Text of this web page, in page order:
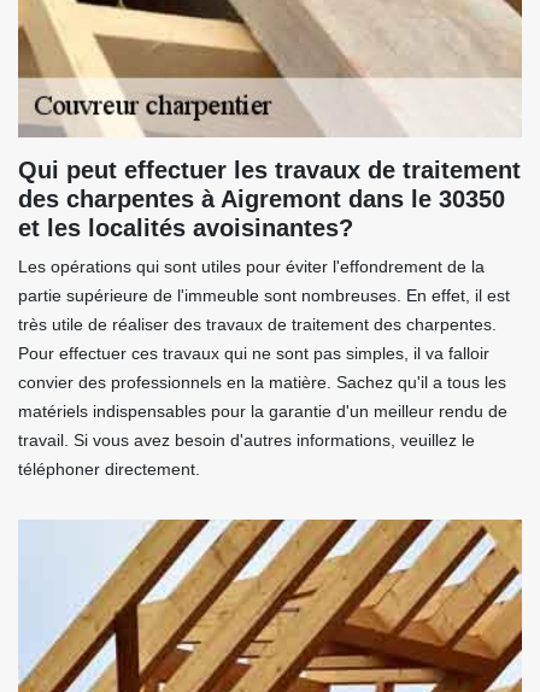
Qui peut effectuer les travaux de traitement
des charpentes à Aigremont dans le 30350
et les localités avoisinantes?
Les opérations qui sont utiles pour éviter l'effondrement de la
partie supérieure de l'immeuble sont nombreuses. En effet, il est
très utile de réaliser des travaux de traitement des charpentes.
Pour effectuer ces travaux qui ne sont pas simples, il va falloir
convier des professionnels en la matière. Sachez qu'il a tous les
matériels indispensables pour la garantie d'un meilleur rendu de
travail. Si vous avez besoin d'autres informations, veuillez le
téléphoner directement.